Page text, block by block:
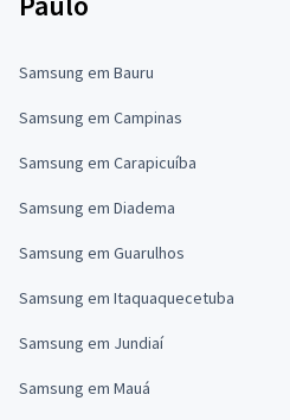
Samsung em Bauru
Samsung em Campinas
Samsung em Carapicuíba
Samsung em Diadema
Samsung em Guarulhos
Samsung em Itaquaquecetuba
Samsung em Jundiaí
Samsung em Mauá